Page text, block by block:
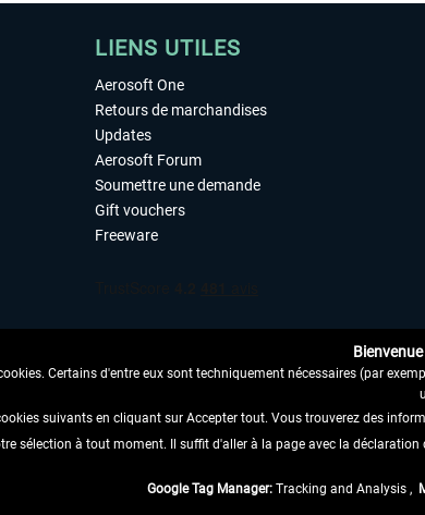
LIENS UTILES
Aerosoft One
Retours de marchandises
Updates
Aerosoft Forum
Soumettre une demande
Gift vouchers
Freeware
RENONCER AU CONTRAT ICI
Certains d'entre eux sont techniquement nécessaires (par
suivants en cliquant sur Accepter tout. Vous trouverez des
sélection à tout moment. Il suffit d'aller à la page avec la déclaration
Google Tag Manager: Tracking and Analysis ,